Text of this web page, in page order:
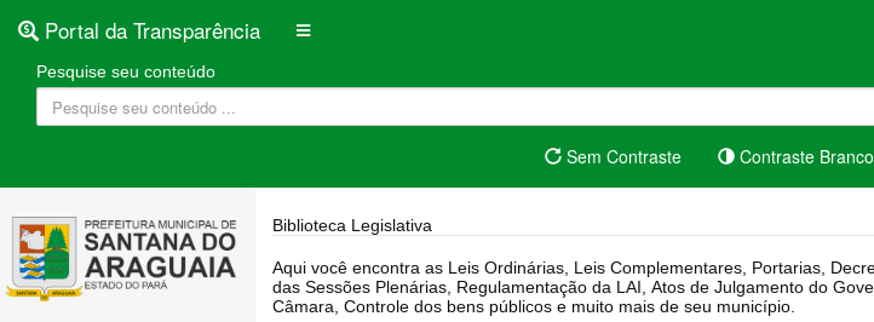
Portal da Transparência
Pesquise seu conteúdo
Sem Contraste Contraste Branco
Biblioteca Legislativa
Aqui você encontra as Leis Ordinárias, Leis Complementares, Portarias, Decretos, Atas, PPA, LDO, LOA, RREO, Resoluções, RGF, Lei Orgânica, Regimento Interno, Pauta
das Sessões Plenárias, Regulamentação da LAI, Atos de Julgamento do Governo, Agenda Externa do presidente, Relatório do Controle Interno, Projetos em tramitação na
Câmara, Controle dos bens públicos e muito mais de seu município.